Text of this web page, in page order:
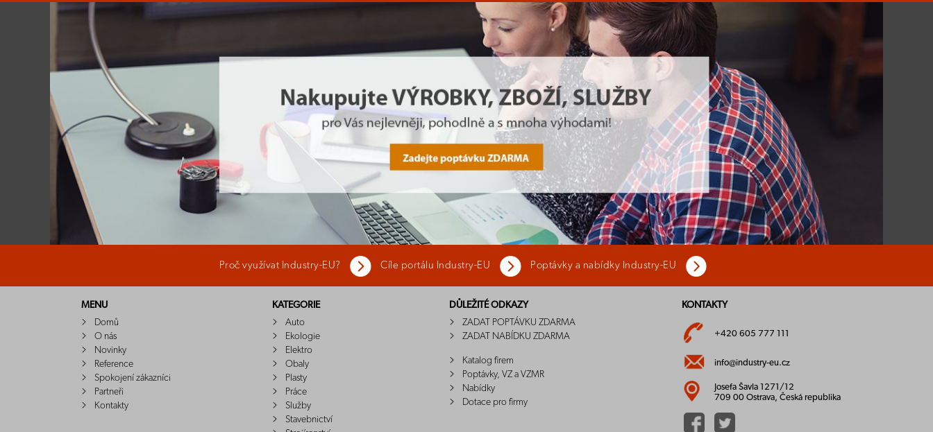
Proč využívat Industry-EU? Cíle portálu Industry-EU Poptávky a nabídky Industry-EU
MENU
Domů
O nás
Novinky
Reference
Spokojení zákazníci
Partneři
Kontakty
KATEGORIE
Auto
Ekologie
Elektro
Obaly
Plasty
Práce
Služby
Stavebnictví
DŮLEŽITÉ ODKAZY
ZADAT POPTÁVKU ZDARMA
ZADAT NABÍDKU ZDARMA
Katalog firem
Poptávky, VZ a VZMR
Nabídky
Dotace pro firmy
KONTAKTY
+420 605 777 111
info@industry-eu.cz
Josefa Šavla 1271/12
709 00 Ostrava, Česká republika